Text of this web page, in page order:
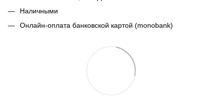
Наличными
Онлайн-оплата банковской картой (monobank)